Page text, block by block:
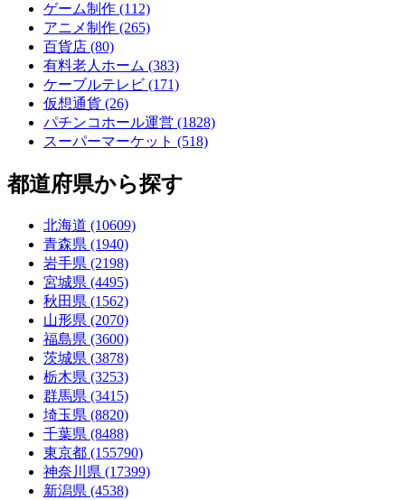
ゲーム制作 (112)
アニメ制作 (265)
百貨店 (80)
有料老人ホーム (383)
ケーブルテレビ (171)
仮想通貨 (26)
パチンコホール運営 (1828)
スーパーマーケット (518)
都道府県から探す
北海道 (10609)
青森県 (1940)
岩手県 (2198)
宮城県 (4495)
秋田県 (1562)
山形県 (2070)
福島県 (3600)
茨城県 (3878)
栃木県 (3253)
群馬県 (3415)
埼玉県 (8820)
千葉県 (8488)
東京都 (155790)
神奈川県 (17399)
新潟県 (4538)